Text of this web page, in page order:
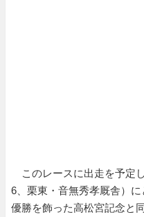
このレースに出走を予定
6、栗東・音無秀孝厩舎）
優勝を飾った高松宮記念と